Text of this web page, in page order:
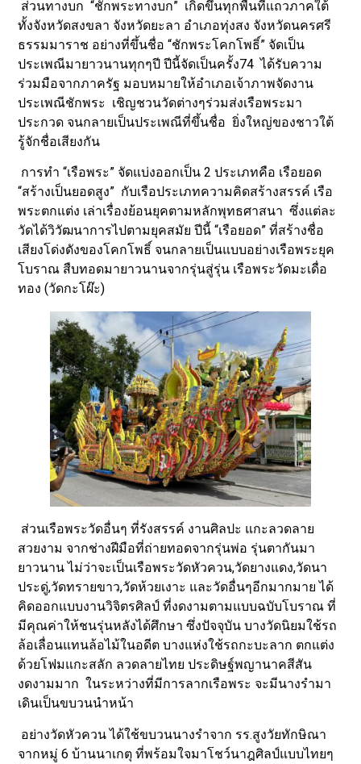
ส่วนทางบก “ชักพระทางบก” เกิดขึ้นทุกพื้นที่แถวภาคใต้
ทั้งจังหวัดสงขลา จังหวัดยะลา อำเภอทุ่งสง จังหวัดนครศรี
ธรรมมาราช อย่างที่ขึ้นชื่อ “ชักพระโคกโพธิ์” จัดเป็น
ประเพณีมายาวนานทุกๆปี ปีนี้จัดเป็นครั้ง74 ได้รับความ
ร่วมมือจากภาครัฐ มอบหมายให้อำเภอเจ้าภาพจัดงาน
ประเพณีชักพระ เชิญชวนวัดต่างๆร่วมส่งเรือพระมา
ประกวด จนกลายเป็นประเพณีที่ขึ้นชื่อ ยิ่งใหญ่ของชาวใต้
รู้จักชื่อเสียงกัน
การทำ “เรือพระ” จัดแบ่งออกเป็น 2 ประเภทคือ เรือยอด
“สร้างเป็นยอดสูง” กับเรือประเภทความคิดสร้างสรรค์ เรือ
พระตกแต่ง เล่าเรื่องย้อนยุคตามหลักพุทธศาสนา ซึ่งแต่ละ
วัดได้วิวัฒนาการไปตามยุคสมัย ปีนี้ “เรือยอด” ที่สร้างชื่อ
เสียงโด่งดังของโคกโพธิ์ จนกลายเป็นแบบอย่างเรือพระยุค
โบราณ สืบทอดมายาวนานจากรุ่นสู่รุ่น เรือพระวัดมะเดื่อ
ทอง (วัดกะโผ๊ะ)
ส่วนเรือพระวัดอื่นๆ ที่รังสรรค์ งานศิลปะ แกะลวดลาย
สวยงาม จากช่างฝีมือที่ถ่ายทอดจากรุ่นพ่อ รุ่นตากันมา
ยาวนาน ไม่ว่าจะเป็นเรือพระวัดหัวควน,วัดยางแดง,วัดนา
ประดู่,วัดทรายขาว,วัดห้วยเงาะ และวัดอื่นๆอีกมากมาย ได้
คิดออกแบบงานวิจิตรศิลป์ ที่งดงามตามแบบฉบับโบราณ ที่
มีคุณค่าให้ชนรุ่นหลังได้ศึกษา ซึ่งปัจจุบัน บางวัดนิยมใช้รถ
ล้อเลื่อนแทนล้อไม้ในอดีต บางแห่งใช้รถกะบะลาก ตกแต่ง
ด้วยโฟมแกะสลัก ลวดลายไทย ประดิษฐ์พญานาคสีสัน
งดงามมาก ในระหว่างที่มีการลากเรือพระ จะมีนางรำมา
เดินเป็นขบวนนำหน้า
อย่างวัดหัวควน ได้ใช้ขบวนนางรำจาก รร.สูงวัยทักษิณา
จากหมู่ 6 บ้านนาเกตุ ที่พร้อมใจมาโชว์นาฎศิลป์แบบไทยๆ